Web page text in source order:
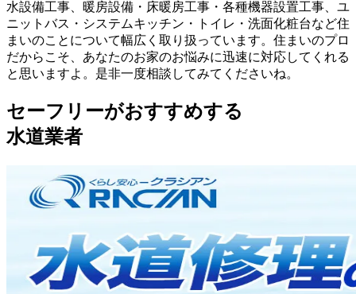
水設備工事、暖房設備・床暖房工事・各種機器設置工事、ユ
ニットバス・システムキッチン・トイレ・洗面化粧台など住
まいのことについて幅広く取り扱っています。住まいのプロ
だからこそ、あなたのお家のお悩みに迅速に対応してくれる
と思いますよ。是非一度相談してみてくださいね。
セーフリーがおすすめする
水道業者